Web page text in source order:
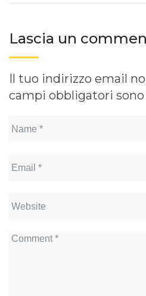
Lascia un
Il tuo indirizzo email
campi obbligatori